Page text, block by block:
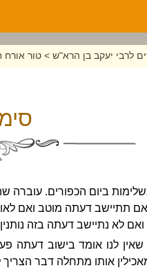
לרבי יעקב בן הרא"ש > טור אורח
ביום הכפורים. עוברה
תתיישב דעתה מוטב ואם
ואם לא נתיישב דעתה בזה
שאין לנו אומד בישוב דעתה
אותו מתחלה דבר